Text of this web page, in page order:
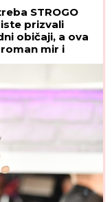
STROGO
prizvali
običaji, a ova
mir i
PETKA